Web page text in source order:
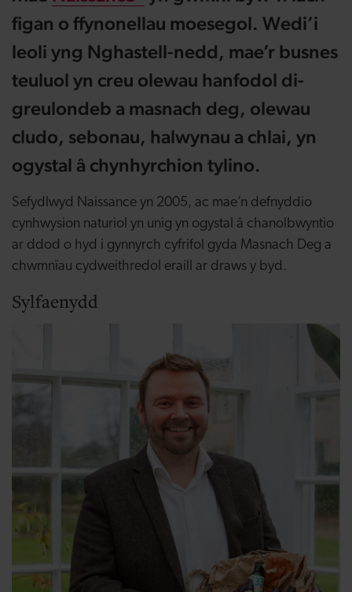
figan o ffynonellau moesegol. Wedi’i
leoli yng Nghastell-nedd, mae’r busnes
teuluol yn creu olewau hanfodol di-
greulondeb a masnach deg, olewau
cludo, sebonau, halwynau a chlai, yn
ogystal â chynhyrchion tylino.
Sefydlwyd Naissance yn 2005, ac mae’n defnyddio
cynhwysion naturiol yn unig yn ogystal â chanolbwyntio
ar ddod o hyd i gynnyrch cyfrifol gyda Masnach Deg a
chwmnïau cydweithredol eraill ar draws y byd.
Sylfaenydd